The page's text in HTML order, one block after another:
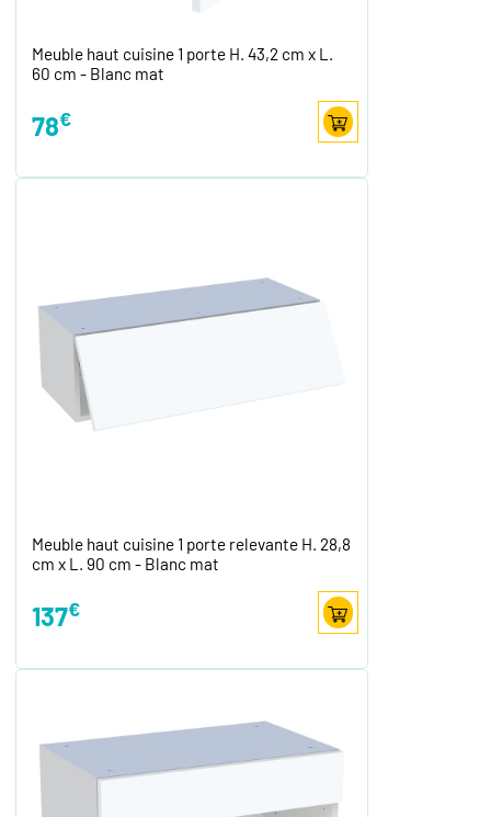
Meuble haut cuisine 1 porte H. 43,2 cm x L.
60 cm - Blanc mat
78€
Meuble haut cuisine 1 porte relevante H. 28,8
cm x L. 90 cm - Blanc mat
137€